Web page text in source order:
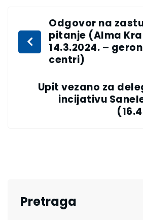
Odgovor na
pitanje (Alma
14.3.2024. –
centri)
Upit vezano za
incijativu
Pretraga